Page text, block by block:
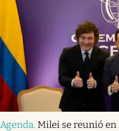
Agenda. Milei se reunió